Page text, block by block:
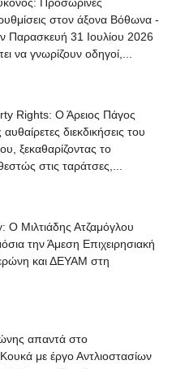
στον άξονα Βόθωνα -
Παρασκευή 31 Ιουλίου 2026
να γνωρίζουν οδηγοί,...
Rights: Ο Άρειος Πάγος
διεκδικήσεις του
ξεκαθαρίζοντας το
στις ταράτσες,...
Ο Μιλτιάδης Ατζαμόγλου
την Άμεση Επιχειρησιακή
και ΔΕΥΑΜ στη
απαντά στο
με έργο Αντλιοστασίων